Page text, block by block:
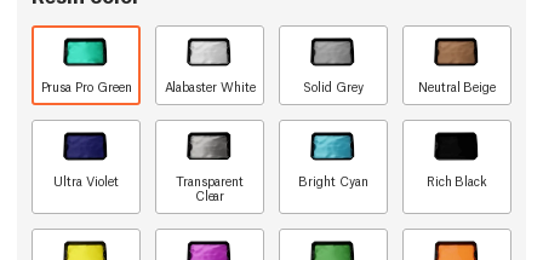
Prusa Pro Green Alabaster White Solid Grey Neutral Beige
Ultra Violet
Transparent
Clear
Bright Cyan Rich Black